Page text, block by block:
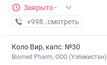
Закрыто ·
+998 (88) XXX-XX-XX
смотреть
Коло Вир, капс. №30
Biomed Pharm, OOO (Узбекистан)